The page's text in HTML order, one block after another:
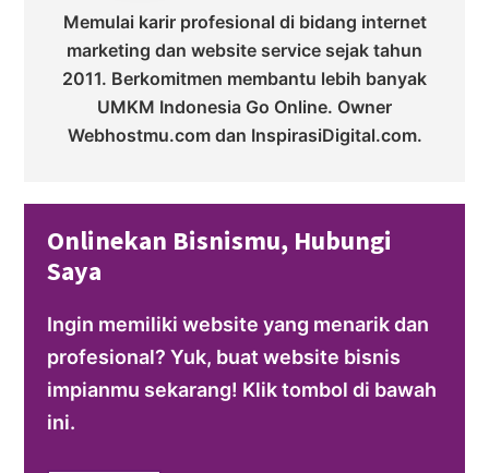
Memulai karir profesional di bidang internet
marketing dan website service sejak tahun
2011. Berkomitmen membantu lebih banyak
UMKM Indonesia Go Online. Owner
Webhostmu.com dan InspirasiDigital.com.
Onlinekan Bisnismu, Hubungi
Saya
Ingin memiliki website yang menarik dan
profesional? Yuk, buat website bisnis
impianmu sekarang! Klik tombol di bawah
ini.